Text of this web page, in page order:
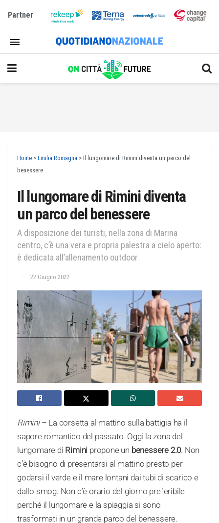
Partner
Home > Emilia Romagna > Il lungomare di Rimini diventa un parco del
benessere
Il lungomare di Rimini diventa
un parco del benessere
A disposizione dei turisti, nella zona di Marina
centro, c’è una vera e propria palestra a cielo aperto:
è dedicata all’allenamento outdoor
22 Giugno 2022
Rimini– La corsetta al mattino sulla battigia ha il
sapore romantico del passato. Oggi la zona del
lungomare di Rimini propone un benessere 2.0. Non
c’è bisogno di presentarsi al mattino presto per
godersi il verde e il mare lontani dai tubi di scarico e
dallo smog. Non c’è orario del giorno preferibile
perché il lungomare e la spiaggia si sono
trasformati in un grande parco del benessere.